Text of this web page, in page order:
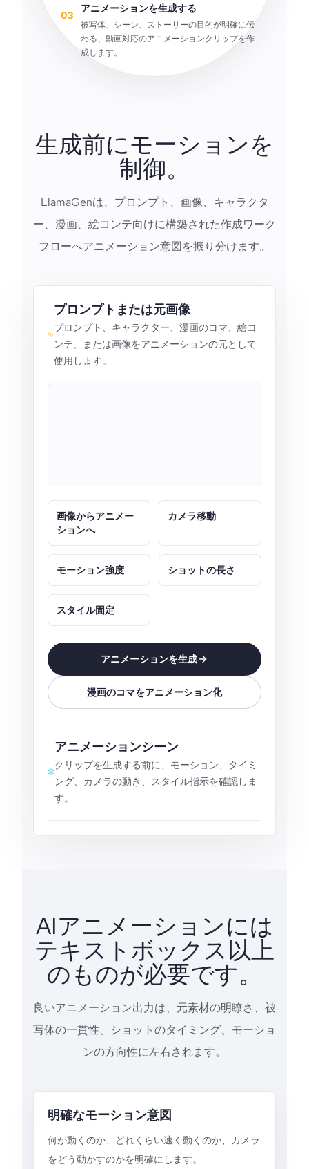
03
アニメーションを生成する
被写体、シーン、ストーリーの目的が明確に伝
わる、動画対応のアニメーションクリップを作
成します。
生成前にモーションを
制御。
LlamaGenは、プロンプト、画像、キャラクタ
ー、漫画、絵コンテ向けに構築された作成ワーク
フローへアニメーション意図を振り分けます。
プロンプトまたは元画像
プロンプト、キャラクター、漫画のコマ、絵コ
ンテ、または画像をアニメーションの元として
使用します。
画像からアニメー
ションへ
カメラ移動
モーション強度 ショットの長さ
スタイル固定
アニメーションを生成
漫画のコマをアニメーション化
アニメーションシーン
クリップを生成する前に、モーション、タイミ
ング、カメラの動き、スタイル指示を確認しま
す。
AIアニメーションには
テキストボックス以上
のものが必要です。
良いアニメーション出力は、元素材の明瞭さ、被
写体の一貫性、ショットのタイミング、モーショ
ンの方向性に左右されます。
明確なモーション意図
何が動くのか、どれくらい速く動くのか、カメラ
をどう動かすのかを明確にします。